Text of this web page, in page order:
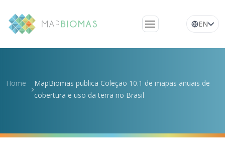
Plataforma
EN
Home
MapBiomas publica Coleção 10.1 de mapas anuais de
cobertura e uso da terra no Brasil